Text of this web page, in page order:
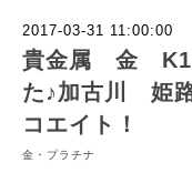
2017-03-31 11:00:00
貴金属 金 K18
た♪加古川 姫
コエイト！
金・プラチナ